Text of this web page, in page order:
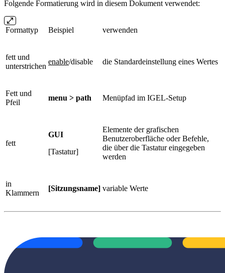
Folgende Formatierung wird in diesem Dokument verwendet:
Formattyp Beispiel verwenden
fett und
unterstrichen
enable/disable die Standardeinstellung eines Wertes
Fett und
Pfeil
menu > path Menüpfad im IGEL-Setup
fett
GUI
[Tastatur]
Elemente der grafischen
Benutzeroberfläche oder Befehle,
die über die Tastatur eingegeben
werden
in
Klammern
[Sitzungsname] variable Werte